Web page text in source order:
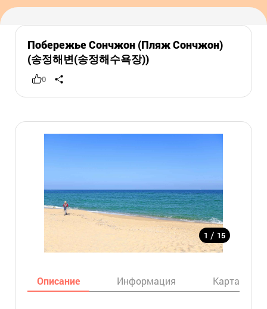
Побережье Сончжон (Пляж Сончжон)
(송정해변(송정해수욕장))
0
1 / 15
Описание Информация Карта